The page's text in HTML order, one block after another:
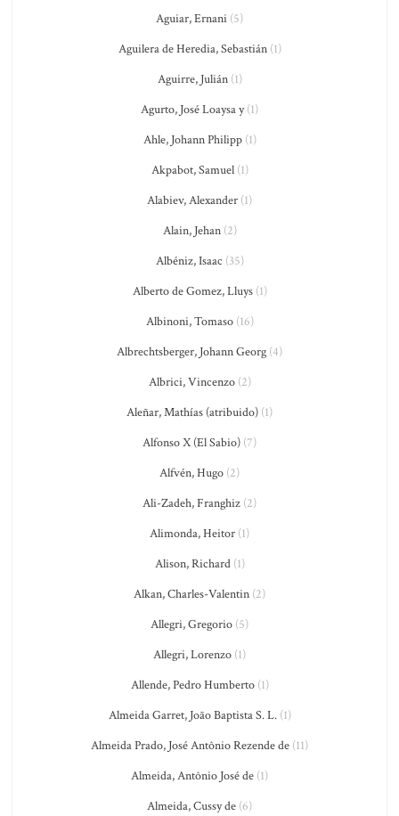
Aguiar, Ernani (5)
Aguilera de Heredia, Sebastián(1)
Aguirre, Julián(1)
Agurto, José Loaysa y(1)
Ahle, Johann Philipp(1)
Akpabot, Samuel(1)
Alabiev, Alexander (1)
Alain, Jehan(2)
Albéniz, Isaac (35)
Alberto de Gomez, Lluys(1)
Albinoni, Tomaso(16)
Albrechtsberger, Johann Georg (4)
Albrici, Vincenzo(2)
Aleñar, Mathías (atribuido) (1)
Alfonso X (El Sabio) (7)
Alfvén, Hugo (2)
Ali-Zadeh, Franghiz (2)
Alimonda, Heitor (1)
Alison, Richard(1)
Alkan, Charles-Valentin (2)
Allegri, Gregorio (5)
Allegri, Lorenzo (1)
Allende, Pedro Humberto(1)
Almeida Garret, João Baptista S. L.(1)
Almeida Prado, José Antônio Rezende de (11)
Almeida, Antônio José de (1)
Almeida, Cussy de (6)